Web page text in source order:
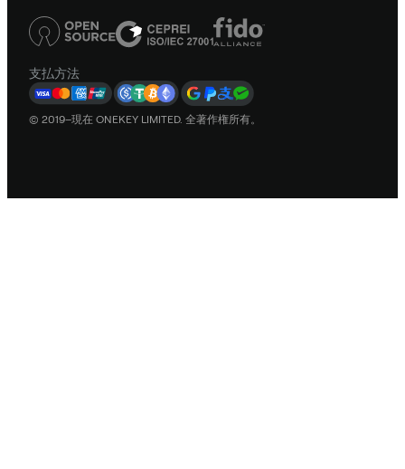
支払方法
© 2019–現在 ONEKEY LIMITED. 全著作権所有。